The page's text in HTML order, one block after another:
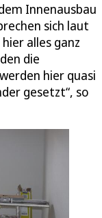
Innenausbau
sich laut
alles ganz
die
hier quasi
gesetzt“, so